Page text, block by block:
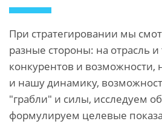
При стратегировании мы
разные стороны: на отрасль
конкурентов и возможности,
и нашу динамику,
"грабли" и силы, исследуем
формулируем целевые